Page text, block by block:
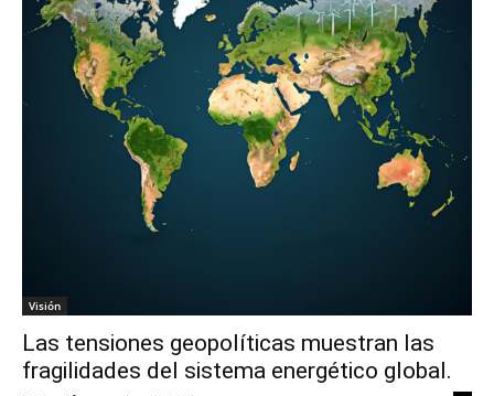
Visión
Las tensiones geopolíticas muestran las
fragilidades del sistema energético global.